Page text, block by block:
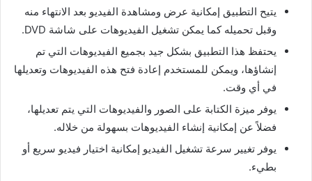
يتيح التطبيق إمكانية عرض ومشاهدة الفيديو بعد الانتهاء منه
وقبل تحميله كما يمكن تشغيل الفيديوهات على شاشة DVD.
يحتفظ هذا التطبيق بشكل جيد بجميع الفيديوهات التي تم
إنشاؤها، ويمكن للمستخدم إعادة فتح هذه الفيديوهات وتعديلها
في أي وقت.
يوفر ميزة الكتابة على الصور والفيديوهات التي يتم تعديلها،
فضلاً عن إمكانية إنشاء الفيديوهات بسهولة من خلاله.
يوفر تغيير سرعة تشغيل الفيديو إمكانية اختيار فيديو سريع أو
بطيء.